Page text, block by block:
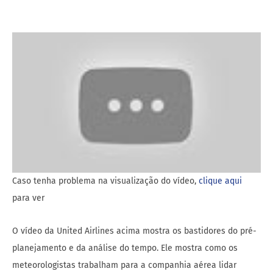
Caso tenha problema na visualização do vídeo, clique aqui
para ver
O vídeo da United Airlines acima mostra os bastidores do pré-
planejamento e da análise do tempo. Ele mostra como os
meteorologistas trabalham para a companhia aérea lidar